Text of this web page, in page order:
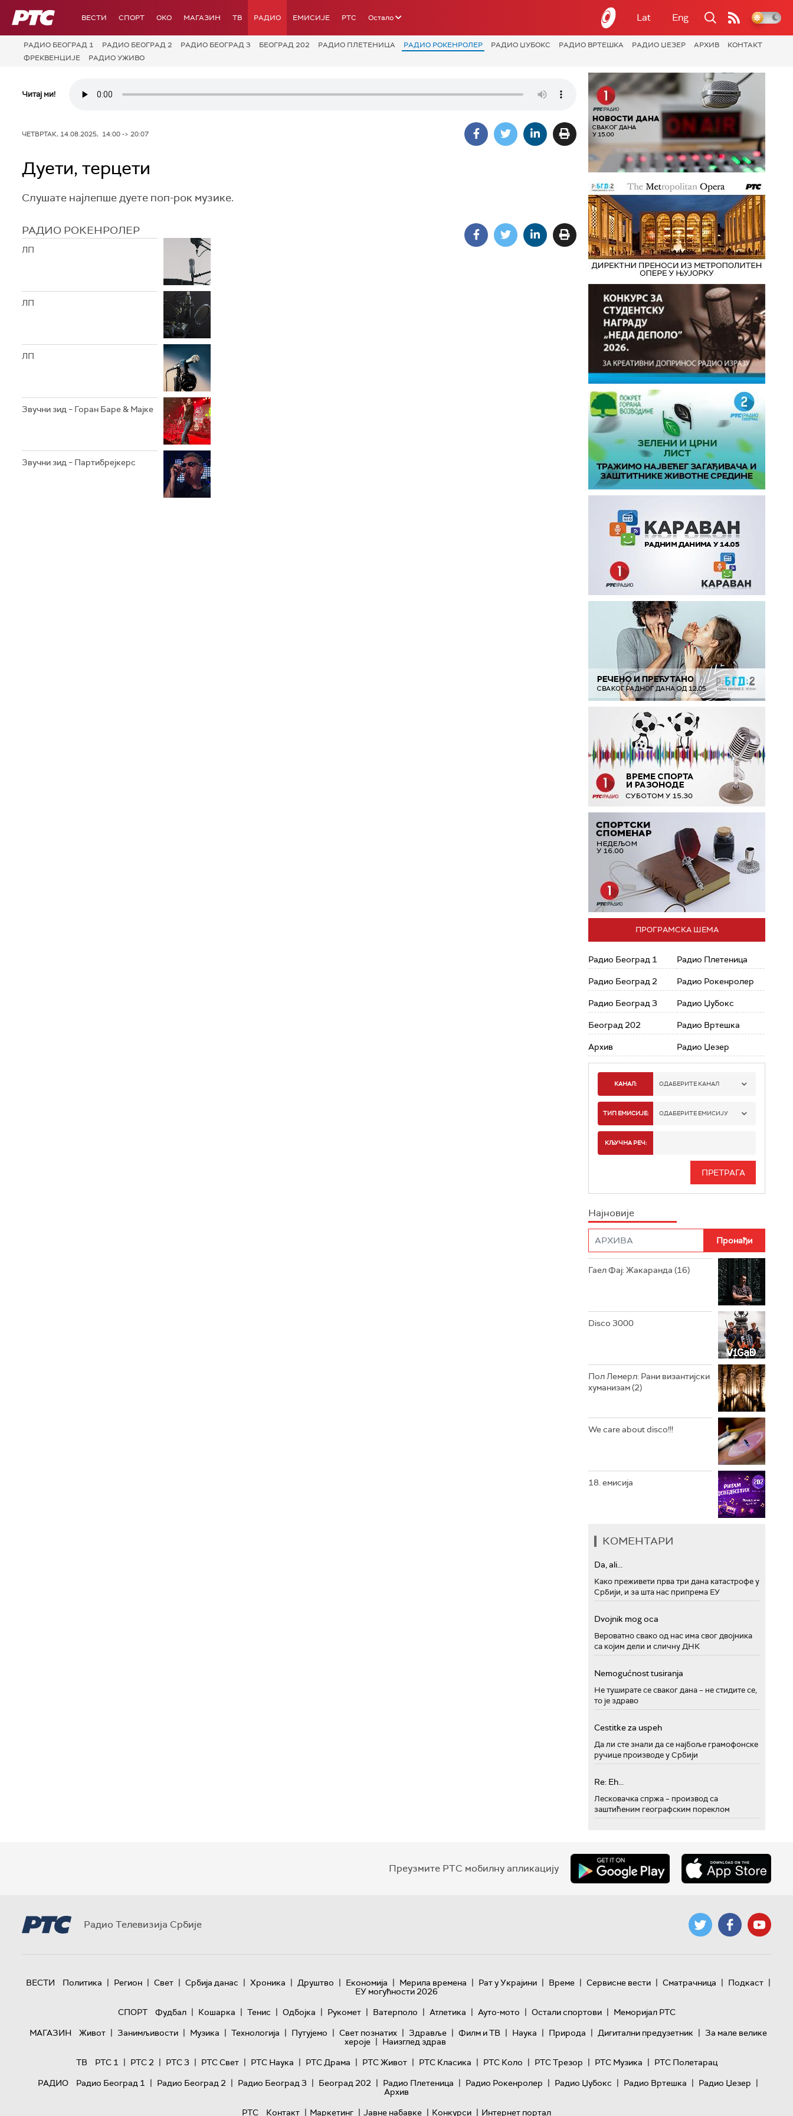
РТС ВЕСТИ СПОРТ OKO МАГАЗИН ТВ РАДИО ЕМИСИЈЕ РТС Остало Lat Eng
РАДИО БЕОГРАД 1 РАДИО БЕОГРАД 2 РАДИО БЕОГРАД 3 БЕОГРАД 202 РАДИО ПЛЕТЕНИЦА РАДИО РОКЕНРОЛЕР РАДИО ЏУБОКС РАДИО ВРТЕШКА РАДИО ЏЕЗЕР АРХИВ
КОНТАКТ
ФРЕКВЕНЦИЈЕ
РАДИО УЖИВО
Читај ми!
ЧЕТВРТАК, 14.08.2025, 14:00 -> 20:07
Дуети, терцети
Слушате најлепше дуете поп-рок музике.
РАДИО РОКЕНРОЛЕР
ЛП
ЛП
ЛП
Звучни зид – Горан Баре & Мајке
Звучни зид – Партибрејкерс
ПРОГРАМСКА ШЕМА
Радио Београд 1
Радио Београд 2
Радио Београд 3
Београд 202
Архив
Радио Плетеница
Радио Рокенролер
Радио Џубокс
Радио Вртешка
Радио Џезер
КАНАЛ: ОДАБЕРИТЕ КАНАЛ
РАДИО БЕОГРАД 1
РАДИО БЕОГРАД 3
РАДИО РОКЕНРОЛЕР
РАДИО ЏУБОКС
РАДИО ВРТЕШКА
РАДИО ЏЕЗЕР
ТИП ЕМИСИЈЕ: ОДАБЕРИТЕ ЕМИСИЈУ
ИНФО
КЉУЧНА РЕЧ:
Најновије
Гаел Фај: Жакаранда (16)
Disco 3000
Пол Лемерл: Рани византијски
хуманизам (2)
We care about disco!!!
18. емисија
КОМЕНТАРИ
Da, ali...
Како преживети прва три дана катастрофе у
Србији, и за шта нас припрема ЕУ
Dvojnik mog oca
Вероватно свако од нас има свог двојника
са којим дели и сличну ДНК
Nemogućnost tusiranja
Не туширате се сваког дана – не стидите се,
то је здраво
Cestitke za uspeh
Да ли сте знали да се најбоље грамофонске
ручице производе у Србији
Re: Eh...
Лесковачка спржа – производ са
заштићеним географским пореклом
Преузмите РТС мобилну апликацију
Радио Телевизија Србије
ВЕСТИ Политика | Регион | Свет | Србија данас | Хроника | Друштво | Економија | Мерила времена | Рат у Украјини | Време | Сервисне вести | Сматрачница | Подкаст |
ЕУ могућности 2026
СПОРТ
Фудбал | Кошарка | Тенис | Одбојка | Рукомет | Ватерполо | Атлетика | Ауто-мото | Остали спортови | Меморијал РТС
МАГАЗИН
Живот | Занимљивости | Музика | Технологијa | Путујемо | Свет познатих | Здравље | Филм и ТВ | Наука | Природа | Дигитални предузетник | За мале велике
хероје | Наизглед здрав
ТВ
РТС 1 | РТС 2 | РТС 3 | РТС Свет | РТС Наука | РТС Драма | РТС Живот | РТС Класика | РТС Коло | РТС Трезор | РТС Музика | РТС Полетарац
РАДИО
Радио Београд 1 | Радио Београд 2 | Радио Београд 3 | Београд 202 | Радио Плетеница | Радио Рокенролер | Радио Џубокс | Радио Вртешка | Радио Џезер |
Архив
РТС
Контакт | Маркетинг | Јавне набавке | Конкурси | Интернет портал